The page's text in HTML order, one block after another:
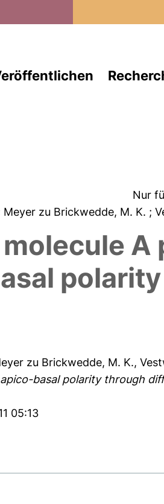
Nur
Meyer zu Brickwedde, M. K. ;
zu Brickwedde, M. K.,
basal polarity through
05:13